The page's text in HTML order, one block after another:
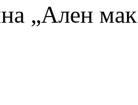
„Ален